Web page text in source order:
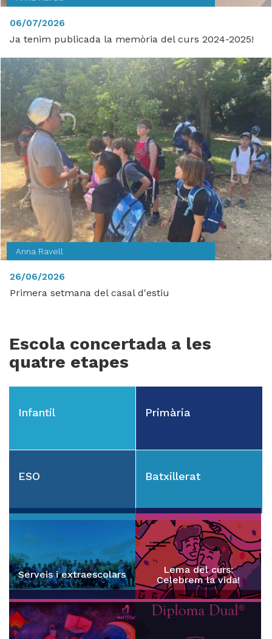
06/07/2026
Ja tenim publicada la memòria del curs 2024-2025!
Anna Ravell
26/06/2026
Primera setmana del casal d'estiu
Escola concertada a les
quatre etapes
Infantil Primària
ESO Batxillerat
Serveis i extraescolars
Lema del curs:
Celebrem la vida!